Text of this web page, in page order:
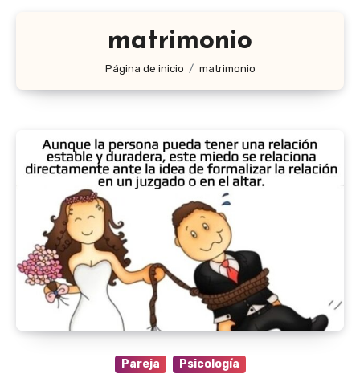
matrimonio
Página de inicio matrimonio
Pareja Psicología